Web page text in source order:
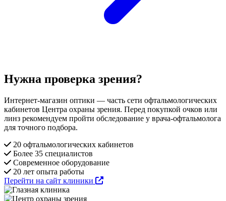
Нужна проверка зрения?
Интернет-магазин оптики — часть сети офтальмологических
кабинетов Центра охраны зрения. Перед покупкой очков или
линз рекомендуем пройти обследование у врача-офтальмолога
для точного подбора.
20 офтальмологических кабинетов
Более 35 специалистов
Современное оборудование
20 лет опыта работы
Перейти на сайт клиники